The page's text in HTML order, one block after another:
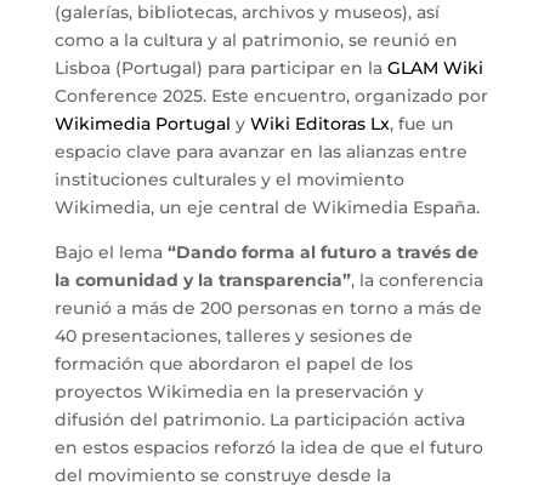
(galerías, bibliotecas, archivos y museos), así
como a la cultura y al patrimonio, se reunió en
Lisboa (Portugal) para participar en la GLAM Wiki
Conference 2025. Este encuentro, organizado por
Wikimedia Portugal y Wiki Editoras Lx, fue un
espacio clave para avanzar en las alianzas entre
instituciones culturales y el movimiento
Wikimedia, un eje central de Wikimedia España.
Bajo el lema “Dando forma al futuro a través de
la comunidad y la transparencia”, la conferencia
reunió a más de 200 personas en torno a más de
40 presentaciones, talleres y sesiones de
formación que abordaron el papel de los
proyectos Wikimedia en la preservación y
difusión del patrimonio. La participación activa
en estos espacios reforzó la idea de que el futuro
del movimiento se construye desde la